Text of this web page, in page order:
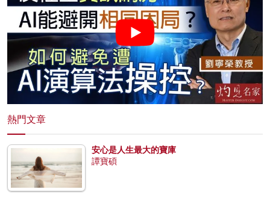
熱門文章
安心是人生最大的寶庫
譚寶碩